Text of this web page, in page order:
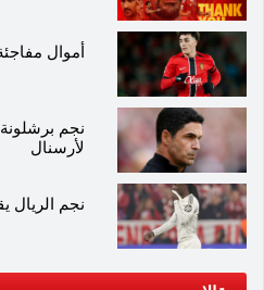
أموال
نجم
لأرسنال
نجم الريال